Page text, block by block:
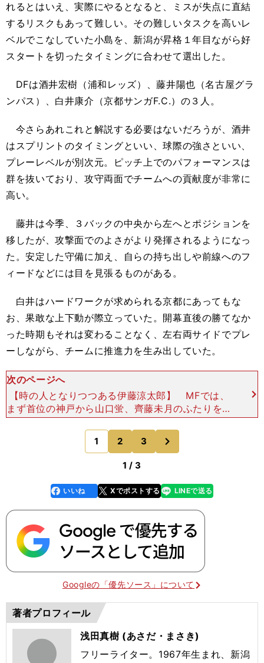
れるとはいえ、実際にやるとなると、ミスが失点に直結
するリスクもあって難しい。その難しいタスクを高いレ
ベルでこなしていた小島を、新潟が昇格１年目ながら好
スタートを切ったタイミングに合わせて選出した。
DFは酒井宏樹（浦和レッズ）、藤井陽也（名古屋グラ
ンパス）、白井康介（京都サンガF.C.）の３人。
今さらあれこれと解説する必要はないだろうが、酒井
はスプリントのタイミングといい、球際の強さといい、
プレーレベルが別次元。ピッチ上でのパフォーマンスは
群を抜いており、攻守両面でチームへの貢献度が非常に
高い。
藤井は今季、３バックの中央から左へとポジションを
移したが、攻撃面でのよさがより発揮されるようになっ
た。安定した守備に加え、自らの持ち出しや前線へのフ
ィードなどには目を見張るものがある。
白井はハードワークが求められる京都にあってもな
お、果敢な上下動が際立っていた。開幕直後の勝てなか
った時期もそれは変わることなく、左右両サイドでプレ
ーしながら、チームに推進力を生み出していた。
次のページへ
【時の人となりつつある伊藤涼太郎】 MFでは、
まず首位の神戸から山口蛍、齊藤未月のふたりを選
出した。 おもにインサイドMFに入ることが多か
ったふたりだが、ポジションを入れ替えながら中盤
を支える献身
1 2 3
1 / 3
faceboo
k
いいね Xでポストする
line LINEで送る
Googleの「優先ソース」について
著者プロフィール
浅田真樹 (あさだ・まさき)
フリーライター。1967年生まれ、新潟